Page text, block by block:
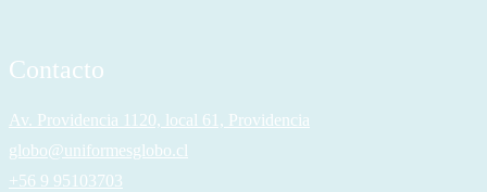
Contacto
Av. Providencia 1120, local 61, Providencia
globo@uniformesglobo.cl
+56 9 95103703